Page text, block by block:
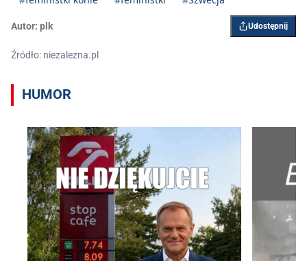
Autor: plk Udostępnij
Źródło: niezalezna.pl
HUMOR